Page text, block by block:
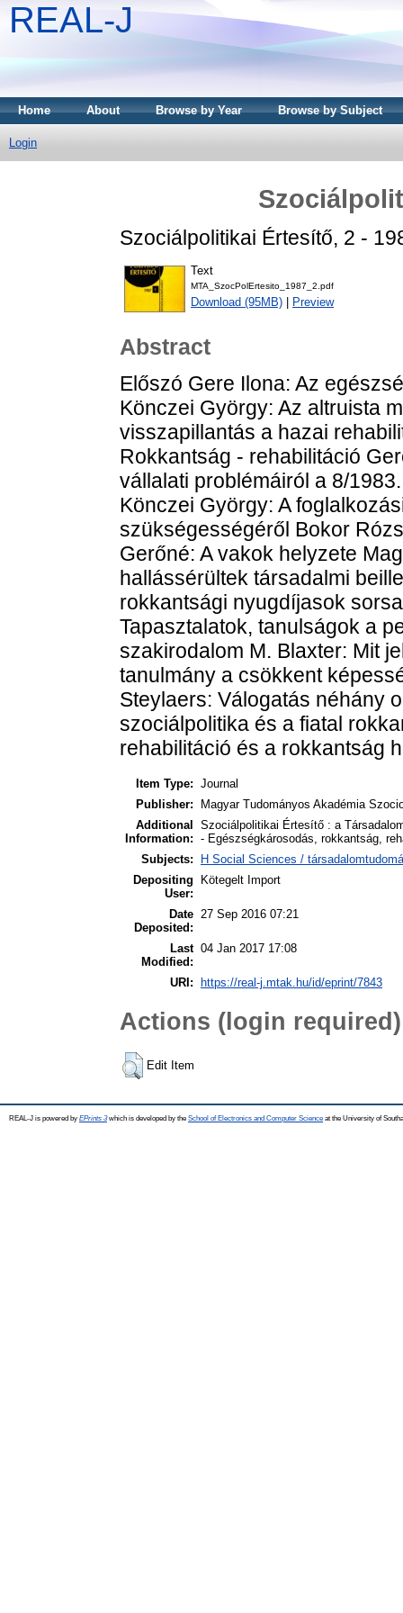
REAL-J
Home About Browse by Year Browse by Subject
Login
Szociálpolitikai Értesítő, 2 -
Text
MTA_SzocPolErtesito_1987_2.pdf
Download (95MB) Preview
Abstract
Előszó Gere Ilona: Az
Könczei György: Az altruista
visszapillantás a hazai
Rokkantság - rehabilitáció
vállalati problémáiról a 8/
Könczei György: A
szükségességéről Bokor
Gerőné: A vakok helyzete
hallássérültek társadalmi
rokkantsági nyugdíjasok
Tapasztalatok, tanulságok a
szakirodalom M. Blaxter: Mit
tanulmány a csökkent
Steylaers: Válogatás néhány
szociálpolitika és a fiatal
rehabilitáció és a rokkantság
Item Type: Journal
Publisher:
Magyar Tudományos Akadémia
Additional
Information:
Szociálpolitikai Értesítő : a
- Egészségkárosodás, rokkantság,
Subjects:
H Social Sciences /
Depositing
User:
Kötegelt Import
Date
Deposited:
27 Sep 2016 07:21
Last
Modified:
04 Jan 2017 17:08
URI: https://real-j.mtak.hu/id/eprint/7843
Actions (login required)
Edit Item
REAL-J is powered by EPrints 3which is developed by the School of Electronics and Computer Science at the University of